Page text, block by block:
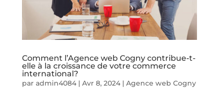
Comment l’Agence web Cogny contribue-t-
elle à la croissance de votre commerce
international?
par admin4084| Avr 8, 2024| Agence web Cogny